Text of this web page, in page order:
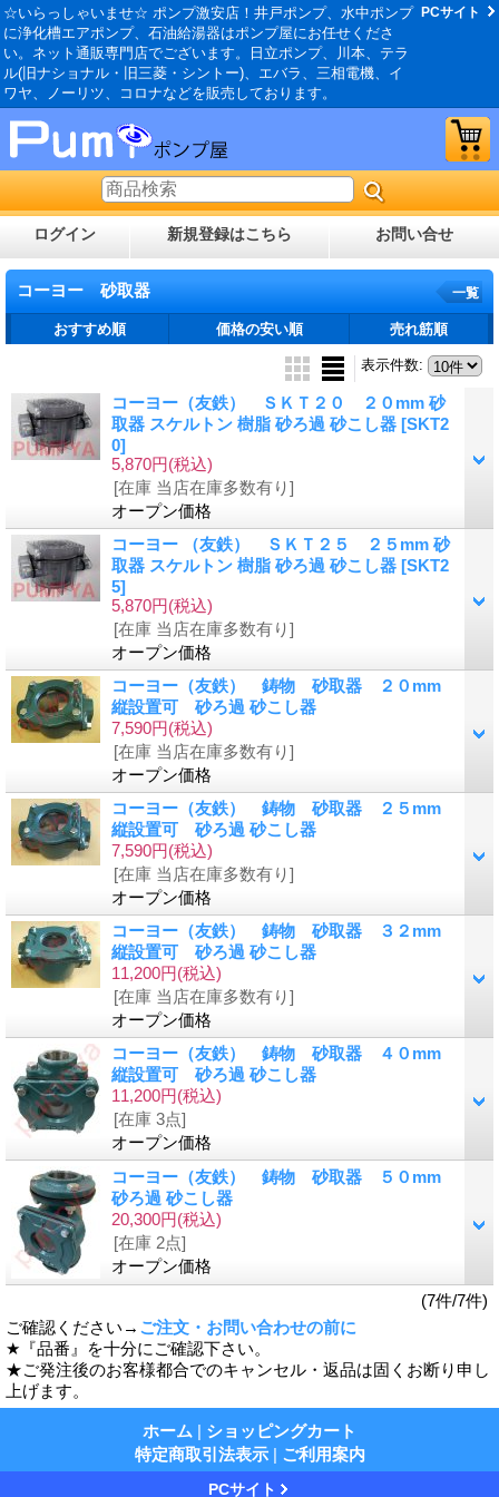
☆いらっしゃいませ☆ ポンプ激安店！井戸ポンプ、水中ポンプ
に浄化槽エアポンプ、石油給湯器はポンプ屋にお任せくださ
い。ネット通販専門店でございます。日立ポンプ、川本、テラ
ル(旧ナショナル・旧三菱・シントー)、エバラ、三相電機、イ
ワヤ、ノーリツ、コロナなどを販売しております。
PCサイト
ログイン 新規登録はこちら お問い合せ
コーヨー 砂取器 一覧
おすすめ順 価格の安い順 売れ筋順
表示件数:
コーヨー（友鉄） ＳＫＴ２０ ２０mm 砂
取器 スケルトン 樹脂 砂ろ過 砂こし器 [SKT2
0]
5,870円(税込)
[在庫 当店在庫多数有り]
オープン価格
コーヨー （友鉄） ＳＫＴ２５ ２５mm 砂
取器 スケルトン 樹脂 砂ろ過 砂こし器 [SKT2
5]
5,870円(税込)
[在庫 当店在庫多数有り]
オープン価格
コーヨー（友鉄） 鋳物 砂取器 ２０mm
縦設置可 砂ろ過 砂こし器
7,590円(税込)
[在庫 当店在庫多数有り]
オープン価格
コーヨー（友鉄） 鋳物 砂取器 ２５mm
縦設置可 砂ろ過 砂こし器
7,590円(税込)
[在庫 当店在庫多数有り]
オープン価格
コーヨー（友鉄） 鋳物 砂取器 ３２mm
縦設置可 砂ろ過 砂こし器
11,200円(税込)
[在庫 当店在庫多数有り]
オープン価格
コーヨー（友鉄） 鋳物 砂取器 ４０mm
縦設置可 砂ろ過 砂こし器
11,200円(税込)
[在庫 3点]
オープン価格
コーヨー（友鉄） 鋳物 砂取器 ５０mm
砂ろ過 砂こし器
20,300円(税込)
[在庫 2点]
オープン価格
(7件/7件)
ご確認ください→ ご注文・お問い合わせの前に
★『品番』を十分にご確認下さい。
★ご発注後のお客様都合でのキャンセル・返品は固くお断り申し
上げます。
ホーム | ショッピングカート
特定商取引法表示 | ご利用案内
PCサイト